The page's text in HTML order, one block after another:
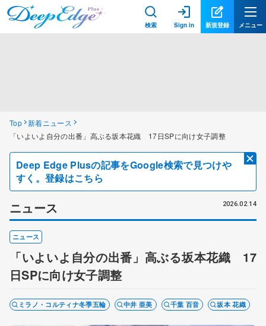
検索 Sign in 新規登録 メニュー
Top 新着ニュース
「いよいよ自分の出番」高ぶる坂本花織 17日SPに向け女子調整
Deep Edge Plusの記事をGoogle検索で見つけや
すく。登録はこちら
ニュース 2026.02.14
ニュース
「いよいよ自分の出番」高ぶる坂本花織 17
日SPに向け女子調整
ミラノ・コルティナ冬季五輪 中井 亜美 千葉 百音 坂本 花織